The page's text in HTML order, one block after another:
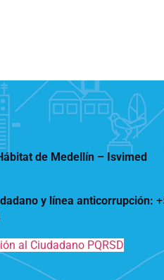
de Medellín – Isvimed
y línea anticorrupción:
al Ciudadano PQRSD